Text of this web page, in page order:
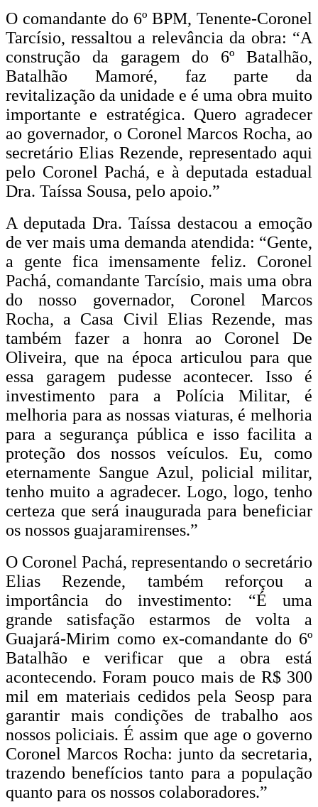
O comandante do 6º BPM, Tenente-Coronel
Tarcísio, ressaltou a relevância da obra: “A
construção da garagem do 6º Batalhão,
Batalhão Mamoré, faz parte da
revitalização da unidade e é uma obra muito
importante e estratégica. Quero agradecer
ao governador, o Coronel Marcos Rocha, ao
secretário Elias Rezende, representado aqui
pelo Coronel Pachá, e à deputada estadual
Dra. Taíssa Sousa, pelo apoio.”
A deputada Dra. Taíssa destacou a emoção
de ver mais uma demanda atendida: “Gente,
a gente fica imensamente feliz. Coronel
Pachá, comandante Tarcísio, mais uma obra
do nosso governador, Coronel Marcos
Rocha, a Casa Civil Elias Rezende, mas
também fazer a honra ao Coronel De
Oliveira, que na época articulou para que
essa garagem pudesse acontecer. Isso é
investimento para a Polícia Militar, é
melhoria para as nossas viaturas, é melhoria
para a segurança pública e isso facilita a
proteção dos nossos veículos. Eu, como
eternamente Sangue Azul, policial militar,
tenho muito a agradecer. Logo, logo, tenho
certeza que será inaugurada para beneficiar
os nossos guajaramirenses.”
O Coronel Pachá, representando o secretário
Elias Rezende, também reforçou a
importância do investimento: “É uma
grande satisfação estarmos de volta a
Guajará-Mirim como ex-comandante do 6º
Batalhão e verificar que a obra está
acontecendo. Foram pouco mais de R$ 300
mil em materiais cedidos pela Seosp para
garantir mais condições de trabalho aos
nossos policiais. É assim que age o governo
Coronel Marcos Rocha: junto da secretaria,
trazendo benefícios tanto para a população
quanto para os nossos colaboradores.”